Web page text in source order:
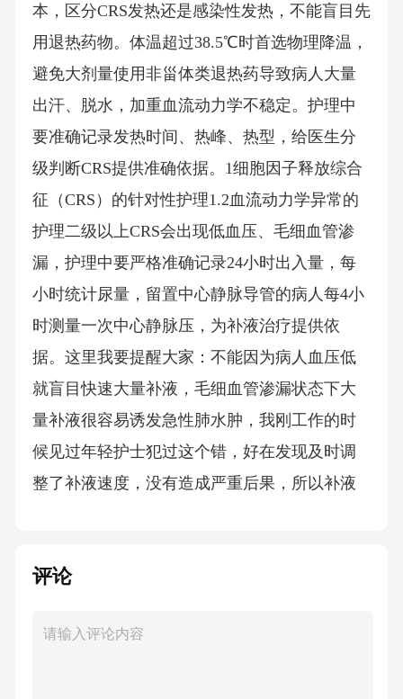
本，区分CRS发热还是感染性发热，不能盲目先
用退热药物。体温超过38.5℃时首选物理降温，
避免大剂量使用非甾体类退热药导致病人大量
出汗、脱水，加重血流动力学不稳定。护理中
要准确记录发热时间、热峰、热型，给医生分
级判断CRS提供准确依据。1细胞因子释放综合
征（CRS）的针对性护理1.2血流动力学异常的
护理二级以上CRS会出现低血压、毛细血管渗
漏，护理中要严格准确记录24小时出入量，每
小时统计尿量，留置中心静脉导管的病人每4小
时测量一次中心静脉压，为补液治疗提供依
据。这里我要提醒大家：不能因为病人血压低
就盲目快速大量补液，毛细血管渗漏状态下大
量补液很容易诱发急性肺水肿，我刚工作的时
候见过年轻护士犯过这个错，好在发现及时调
整了补液速度，没有造成严重后果，所以补液
胞因子释放综合征（CRS）的针对性护理1.3多
肾等多个脏器，护理中要每天观察病人有没有
评论